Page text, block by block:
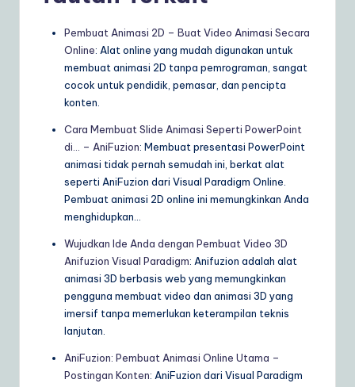
Pembuat Animasi 2D – Buat Video Animasi Secara
Online: Alat online yang mudah digunakan untuk
membuat animasi 2D tanpa pemrograman, sangat
cocok untuk pendidik, pemasar, dan pencipta
konten.
Cara Membuat Slide Animasi Seperti PowerPoint
di… – AniFuzion: Membuat presentasi PowerPoint
animasi tidak pernah semudah ini, berkat alat
seperti AniFuzion dari Visual Paradigm Online.
Pembuat animasi 2D online ini memungkinkan Anda
menghidupkan…
Wujudkan Ide Anda dengan Pembuat Video 3D
Anifuzion Visual Paradigm: Anifuzion adalah alat
animasi 3D berbasis web yang memungkinkan
pengguna membuat video dan animasi 3D yang
imersif tanpa memerlukan keterampilan teknis
lanjutan.
AniFuzion: Pembuat Animasi Online Utama –
Postingan Konten: AniFuzion dari Visual Paradigm